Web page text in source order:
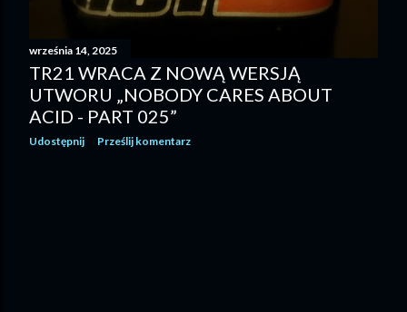
września 14, 2025
TR21 WRACA Z NOWĄ WERSJĄ
UTWORU „NOBODY CARES ABOUT
ACID - PART 025”
Udostępnij Prześlij komentarz